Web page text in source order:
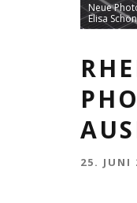
Neue
Elisa
25. JUNI